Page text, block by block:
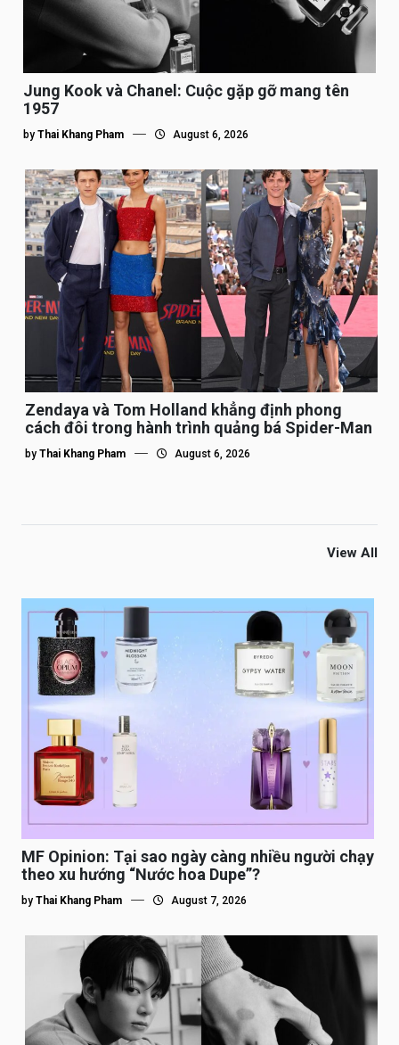
Jung Kook và Chanel: Cuộc gặp gỡ mang tên
1957
by Thai Khang Pham August 6, 2026
Zendaya và Tom Holland khẳng định phong
cách đôi trong hành trình quảng bá Spider-Man
by Thai Khang Pham August 6, 2026
View All
MF Opinion: Tại sao ngày càng nhiều người chạy
theo xu hướng “Nước hoa Dupe”?
by Thai Khang Pham August 7, 2026